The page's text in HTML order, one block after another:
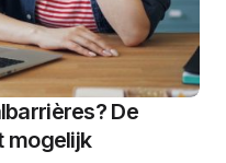
De
mogelijk